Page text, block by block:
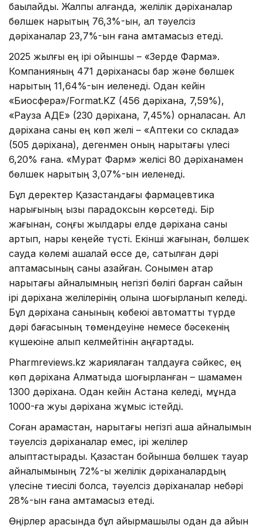
бақылайды. Жалпы алғанда, желілік дәріханалар
бөлшек нарықтың 76,3%-ын, ал тәуелсіз
дәріханалар 23,7%-ын ғана қамтамасыз етеді.
2025 жылғы ең ірі ойыншы – «Зерде Фарма».
Компанияның 471 дәріханасы бар және бөлшек
нарықтың 11,64%-ын иеленеді. Одан кейін
«Биосфера»/Format.KZ (456 дәріхана, 7,59%),
«Рауза АДЕ» (230 дәріхана, 7,45%) орналасқан. Ал
дәріхана саны ең көп желі – «Аптеки со склада»
(505 дәріхана), дегенмен оның нарықтағы үлесі
6,20% ғана. «Мурат Фарм» желісі 80 дәріханамен
бөлшек нарықтың 3,07%-ын иеленеді.
Бұл деректер Қазақстандағы фармацевтика
нарығының қызық парадоксын көрсетеді. Бір
жағынан, соңғы жылдары елде дәріхана саны
артып, нарық кеңейе түсті. Екінші жағынан, бөлшек
сауда көлемі ақшалай өссе де, сатылған дәрі
қаптамасының саны азайған. Сонымен қатар
нарықтағы айналымның негізгі бөлігі барған сайын
ірі дәріхана желілерінің қолына шоғырланып келеді.
Бұл дәріхана санының көбеюі автоматты түрде
дәрі бағасының төмендеуіне немесе бәсекенің
күшеюіне алып келмейтінін аңғартады.
Pharmreviews.kz жариялаған талдауға сәйкес, ең
көп дәріхана Алматыда шоғырланған – шамамен
1300 дәріхана. Одан кейін Астана келеді, мұнда
1000-ға жуық дәріхана жұмыс істейді.
Соған қарамастан, нарықтағы негізгі ақша айналымын
тәуелсіз дәріханалар емес, ірі желілер
қалыптастырады. Қазақстан бойынша бөлшек тауар
айналымының 72%-ы желілік дәріханалардың
үлесіне тиесілі болса, тәуелсіз дәріханалар небәрі
28%-ын ғана қамтамасыз етеді.
Өңірлер арасында бұл айырмашылық одан да айқын